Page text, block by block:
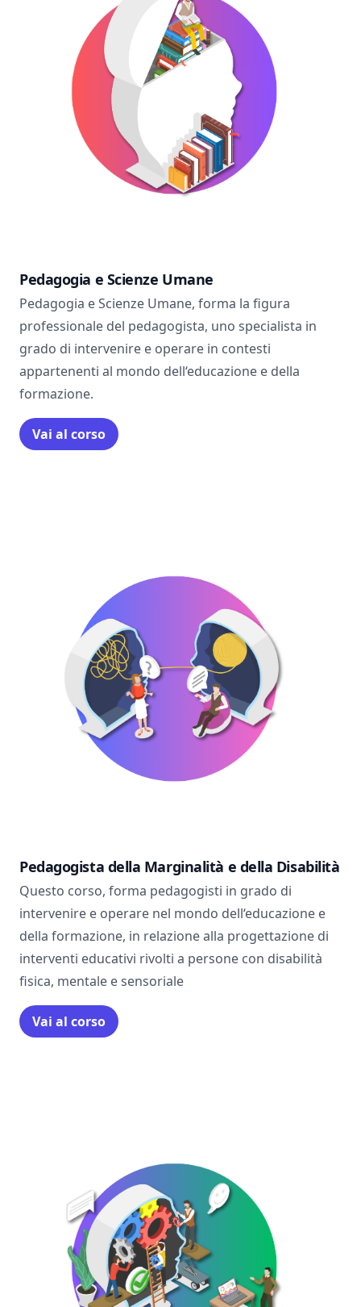
Pedagogia e Scienze Umane
Pedagogia e Scienze Umane, forma la figura
professionale del pedagogista, uno specialista in
grado di intervenire e operare in contesti
appartenenti al mondo dell‘educazione e della
formazione.
Vai al corso
Pedagogista della Marginalità e della Disabilità
Questo corso, forma pedagogisti in grado di
intervenire e operare nel mondo dell‘educazione e
della formazione, in relazione alla progettazione di
interventi educativi rivolti a persone con disabilità
fisica, mentale e sensoriale
Vai al corso